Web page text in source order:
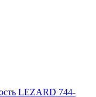
LEZARD 744-